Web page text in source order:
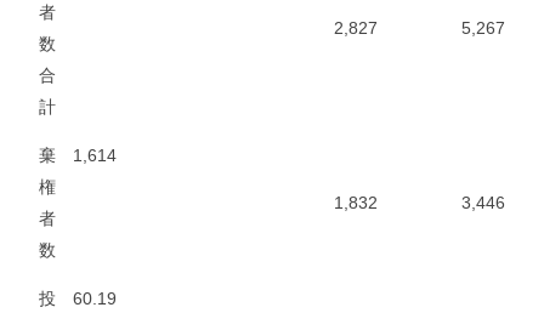
者
数
合
計
2,827 5,267
棄
権
者
数
1,614
1,832 3,446
投
60.19